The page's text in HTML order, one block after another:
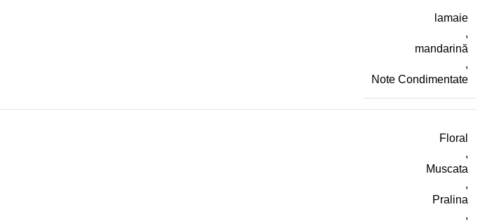
lamaie
,
mandarină
,
Note Condimentate
Floral
,
Muscata
,
Pralina
,